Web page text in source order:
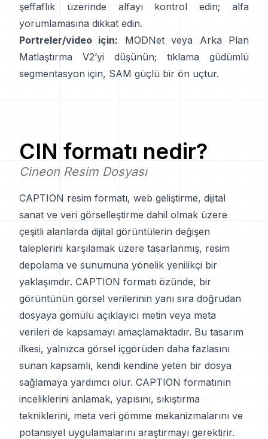
şeffaflık üzerinde alfayı kontrol edin;
alfa
yorumlamasına dikkat edin.
Portreler/video için:
MODNetveya
Arka Plan
Matlaştırma V2’yi düşünün; tıklama güdümlü
segmentasyon için, SAM güçlü bir ön uçtur.
CIN formatı nedir?
Cineon Resim Dosyası
CAPTION resim formatı, web geliştirme, dijital
sanat ve veri görselleştirme dahil olmak üzere
çeşitli alanlarda dijital görüntülerin değişen
taleplerini karşılamak üzere tasarlanmış, resim
depolama ve sunumuna yönelik yenilikçi bir
yaklaşımdır. CAPTION formatı özünde, bir
görüntünün görsel verilerinin yanı sıra doğrudan
dosyaya gömülü açıklayıcı metin veya meta
verileri de kapsamayı amaçlamaktadır. Bu tasarım
ilkesi, yalnızca görsel içgörüden daha fazlasını
sunan kapsamlı, kendi kendine yeten bir dosya
sağlamaya yardımcı olur. CAPTION formatının
inceliklerini anlamak, yapısını, sıkıştırma
tekniklerini, meta veri gömme mekanizmalarını ve
potansiyel uygulamalarını araştırmayı gerektirir.